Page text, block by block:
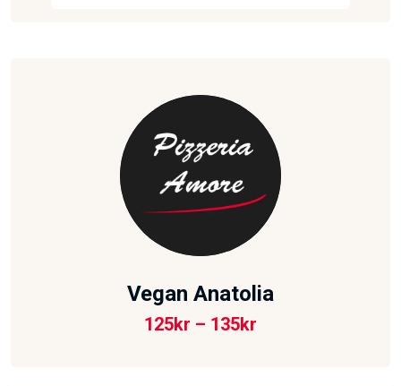
Vegan Anatolia
125kr – 135kr